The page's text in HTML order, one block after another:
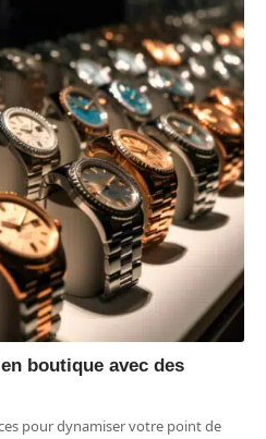
boutique avec des
pour dynamiser votre point de